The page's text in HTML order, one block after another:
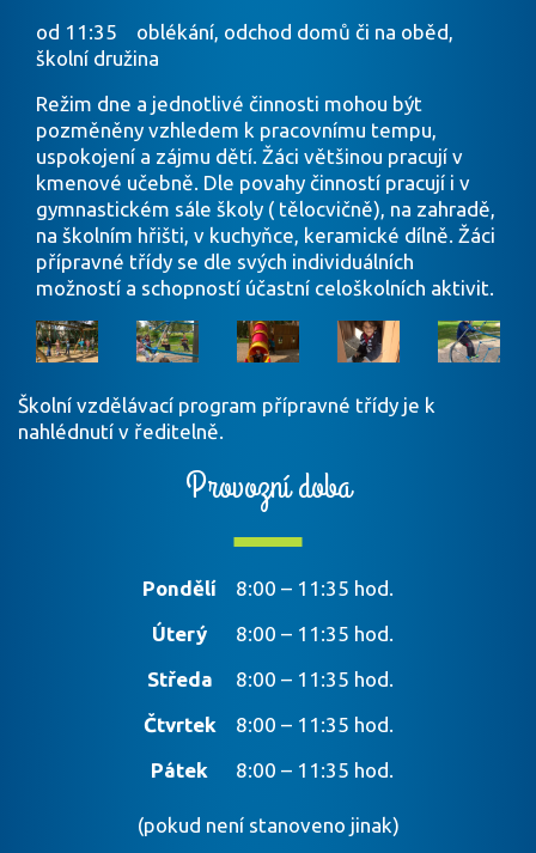
od 11:35 oblékání, odchod domů či na oběd,
školní družina
Režim dne a jednotlivé činnosti mohou být
pozměněny vzhledem k pracovnímu tempu,
uspokojení a zájmu dětí. Žáci většinou pracují v
kmenové učebně. Dle povahy činností pracují i v
gymnastickém sále školy ( tělocvičně), na zahradě,
na školním hřišti, v kuchyňce, keramické dílně. Žáci
přípravné třídy se dle svých individuálních
možností a schopností účastní celoškolních aktivit.
Školní vzdělávací program přípravné třídy je k
nahlédnutí v ředitelně.
Provozní doba
Pondělí
8:00 – 11:35 hod.
Úterý
8:00 – 11:35 hod.
Středa
8:00 – 11:35 hod.
Čtvrtek
8:00 – 11:35 hod.
Pátek
8:00 – 11:35 hod.
(pokud není stanoveno jinak)